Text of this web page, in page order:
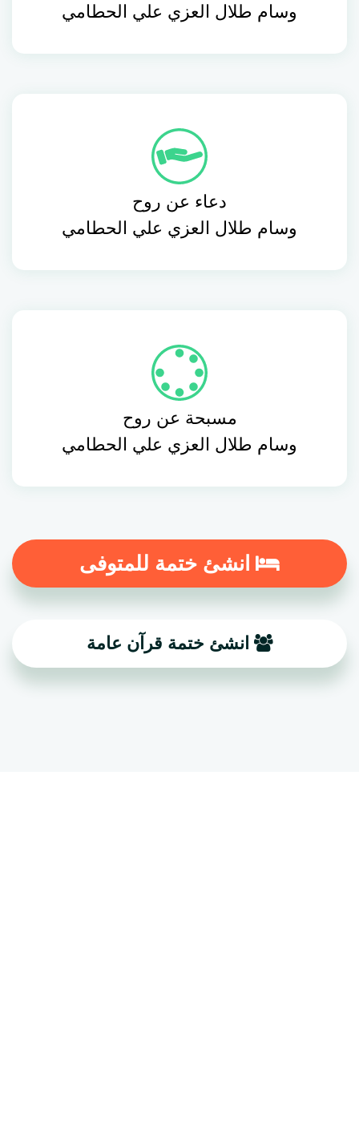
وسام طلال العزي علي الحطامي
دعاء عن روح
وسام طلال العزي علي الحطامي
مسبحة عن روح
وسام طلال العزي علي الحطامي